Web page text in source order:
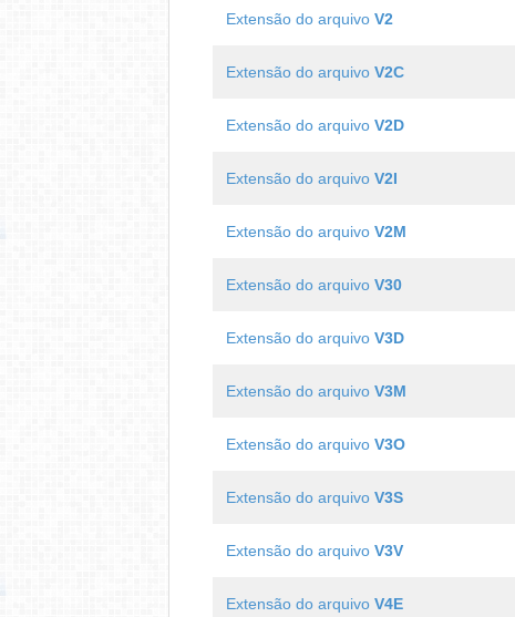
Extensão do arquivo V2
Extensão do arquivo V2C
Extensão do arquivo V2D
Extensão do arquivo V2I
Extensão do arquivo V2M
Extensão do arquivo V30
Extensão do arquivo V3D
Extensão do arquivo V3M
Extensão do arquivo V3O
Extensão do arquivo V3S
Extensão do arquivo V3V
Extensão do arquivo V4E